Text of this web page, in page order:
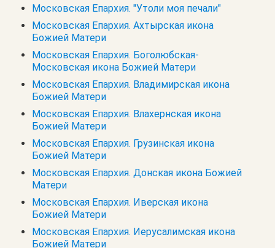
Московская Епархия. "Утоли моя печали"
Московская Епархия. Ахтырская икона
Божией Матери
Московская Епархия. Боголюбская-
Московская икона Божией Матери
Московская Епархия. Владимирская икона
Божией Матери
Московская Епархия. Влахернская икона
Божией Матери
Московская Епархия. Грузинская икона
Божией Матери
Московская Епархия. Донская икона Божией
Матери
Московская Епархия. Иверская икона
Божией Матери
Московская Епархия. Иерусалимская икона
Божией Матери